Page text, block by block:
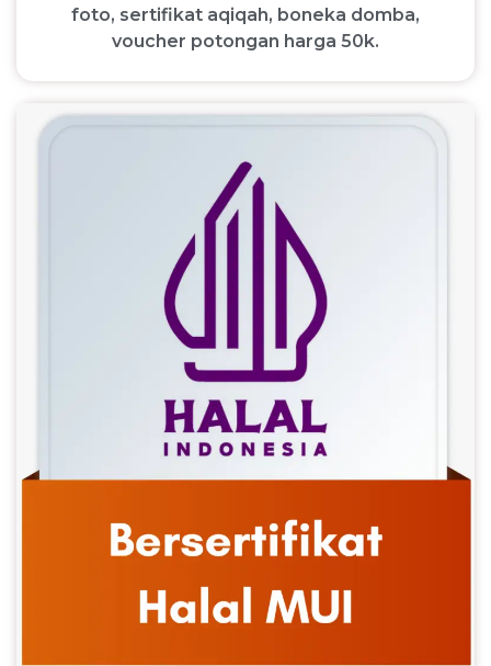
foto, sertifikat aqiqah, boneka domba,
voucher potongan harga 50k.